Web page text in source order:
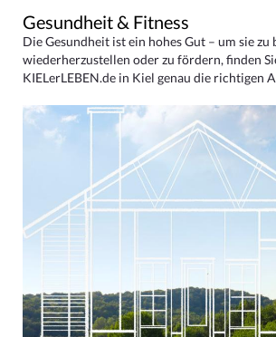
Gesundheit & Fitness
Die Gesundheit ist ein hohes Gut – um sie zu
wiederherzustellen oder zu fördern, finden
KIELerLEBEN.de in Kiel genau die richtigen